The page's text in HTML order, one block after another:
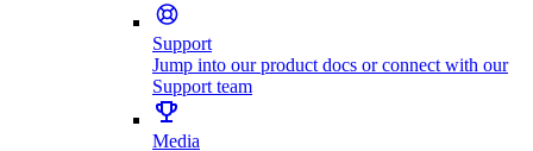
Support
Jump into our product docs or connect with our
Support team
Media